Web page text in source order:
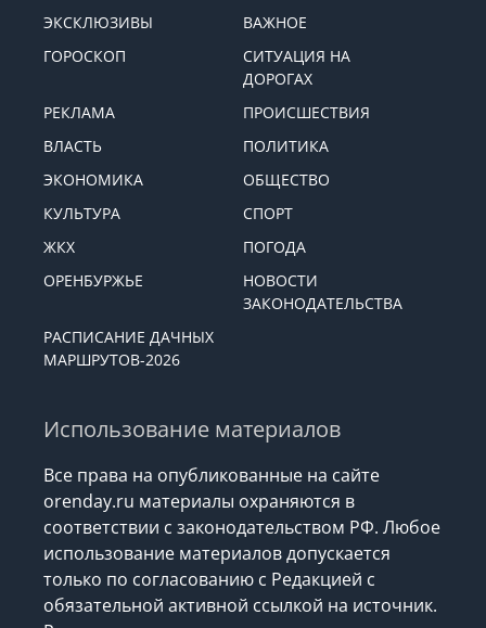
ЭКСКЛЮЗИВЫ
ВАЖНОЕ
ГОРОСКОП
СИТУАЦИЯ НА
ДОРОГАХ
РЕКЛАМА
ПРОИСШЕСТВИЯ
ВЛАСТЬ
ПОЛИТИКА
ЭКОНОМИКА
ОБЩЕСТВО
КУЛЬТУРА
СПОРТ
ЖКХ
ПОГОДА
ОРЕНБУРЖЬЕ
НОВОСТИ
ЗАКОНОДАТЕЛЬСТВА
РАСПИСАНИЕ ДАЧНЫХ
МАРШРУТОВ-2026
Использование материалов
Все права на опубликованные на сайте
orenday.ru материалы охраняются в
соответствии с законодательством РФ. Любое
использование материалов допускается
только по согласованию с Редакцией с
обязательной активной ссылкой на источник.